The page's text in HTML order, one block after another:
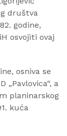
društva
godine,
osvojiti ovaj
osniva se
„Pavlovica“, a
planinarskog
kuća